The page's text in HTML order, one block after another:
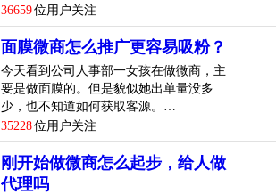
36659位用户关注
面膜微商怎么推广更容易吸粉？
今天看到公司人事部一女孩在做微商，主
要是做面膜的。但是貌似她出单量没多
少，也不知道如何获取客源。…
35228位用户关注
刚开始做微商怎么起步，给人做
代理吗